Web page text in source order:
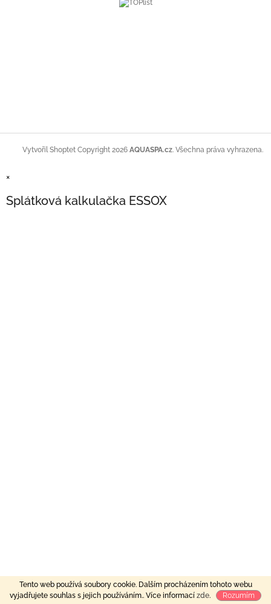
Tento web používá soubory cookie. Dalším procházením tohoto webu
vyjadřujete souhlas s jejich používáním.. Více informací zde. Rozumím
Vytvořil Shoptet Copyright 2026 AQUASPA.cz. Všechna práva vyhrazena.
×
Splátková kalkulačka ESSOX